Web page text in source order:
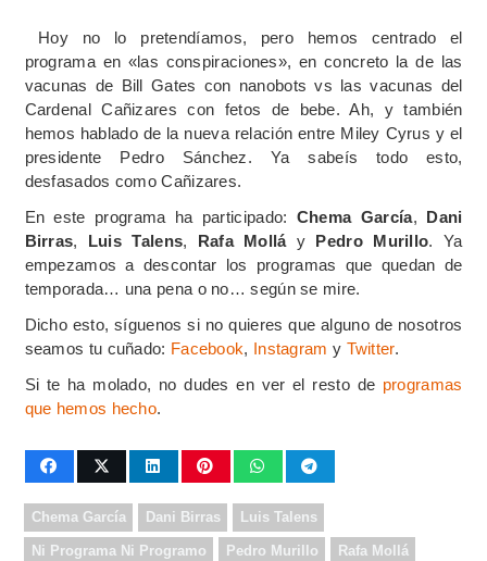
Hoy no lo pretendíamos, pero hemos centrado el
programa en «las conspiraciones», en concreto la de las
vacunas de Bill Gates con nanobots vs las vacunas del
Cardenal Cañizares con fetos de bebe. Ah, y también
hemos hablado de la nueva relación entre Miley Cyrus y el
presidente Pedro Sánchez. Ya sabeís todo esto,
desfasados como Cañizares.
En este programa ha participado: Chema García, Dani
Birras, Luis Talens, Rafa Molláy Pedro Murillo. Ya
empezamos a descontar los programas que quedan de
temporada… una pena o no… según se mire.
Dicho esto, síguenos si no quieres que alguno de nosotros
seamos tu cuñado: Facebook, Instagram y Twitter.
Si te ha molado, no dudes en ver el resto de programas
que hemos hecho.
Chema García Dani Birras Luis Talens
Ni Programa Ni Programo Pedro Murillo Rafa Mollá